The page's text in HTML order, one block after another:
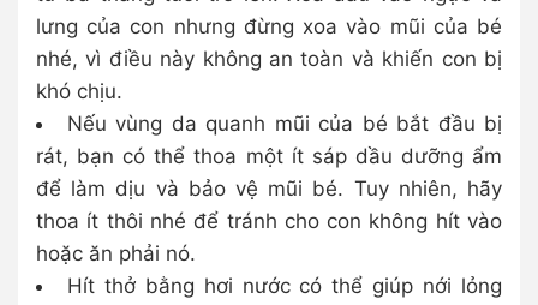
lưng của con nhưng đừng xoa vào mũi của bé
nhé, vì điều này không an toàn và khiến con bị
khó chịu.
Nếu vùng da quanh mũi của bé bắt đầu bị
rát, bạn có thể thoa một ít sáp dầu dưỡng ẩm
để làm dịu và bảo vệ mũi bé. Tuy nhiên, hãy
thoa ít thôi nhé để tránh cho con không hít vào
hoặc ăn phải nó.
Hít thở bằng hơi nước có thể giúp nới lỏng